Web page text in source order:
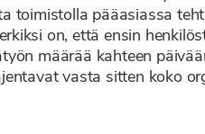
toimistolla pääasiassa
on, että ensin
määrää kahteen
vasta sitten koko